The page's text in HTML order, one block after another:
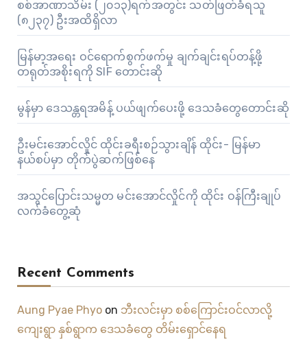
စစ်အာဏာသိမ်း (၂၀၁၃)ရက်အတွင်း သတ်ဖြတ်ခံရသူ
(၈၂၃၇) ဦးအထိရှိလာ
မြန်မာ့အရေး ဝင်ရောက်စွက်ဖက်မှု ချက်ချင်းရပ်တန့်ဖို့
တရုတ်အစိုးရကို SIF တောင်းဆို
မွန်မှာ ဒေသန္တရအမိန့် ပယ်ဖျက်ပေးဖို့ ဒေသခံတွေတောင်းဆို
ဦးမင်းအောင်လှိုင် ထိုင်းခရီးစဉ်သွားချိန် ထိုင်း- မြန်မာ
နယ်စပ်မှာ တိုက်ပွဲဆက်ဖြစ်နေ
အသွင်ပြောင်းသမ္မတ မင်းအောင်လှိုင်ကို ထိုင်း ဝန်ကြီးချုပ်
လက်ခံတွေ့ဆုံ
Recent Comments
Aung Pyae Phyoon ဘီးလင်းမှာ စစ်ကြောင်းဝင်လာလို့
ကျေးရွာ နှစ်ရွာက ဒေသခံတွေ တိမ်းရှောင်နေရ